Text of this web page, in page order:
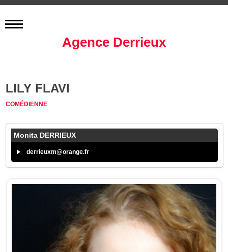
Agence Derrieux
LILY FLAVI
COMÉDIENNE
Monita DERRIEUX
derrieuxm@orange.fr